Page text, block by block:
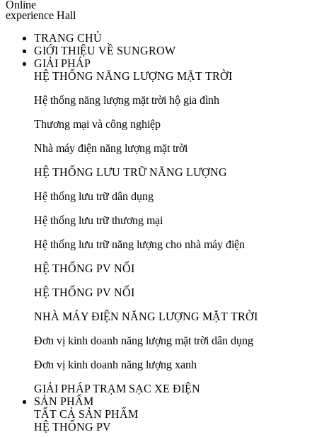
Online
experience Hall
TRANG CHỦ
GIỚI THIỆU VỀ SUNGROW
GIẢI PHÁP
HỆ THỐNG NĂNG LƯỢNG MẶT TRỜI
Hệ thống năng lượng mặt trời hộ gia đình
Thương mại và công nghiệp
Nhà máy điện năng lượng mặt trời
HỆ THỐNG LƯU TRỮ NĂNG LƯỢNG
Hệ thống lưu trữ dân dụng
Hệ thống lưu trữ thương mại
Hệ thống lưu trữ năng lượng cho nhà máy điện
HỆ THỐNG PV NỔI
HỆ THỐNG PV NỔI
NHÀ MÁY ĐIỆN NĂNG LƯỢNG MẶT TRỜI
Đơn vị kinh doanh năng lượng mặt trời dân dụng
Đơn vị kinh doanh năng lượng xanh
GIẢI PHÁP TRẠM SẠC XE ĐIỆN
SẢN PHẨM
TẤT CẢ SẢN PHẨM
HỆ THỐNG PV